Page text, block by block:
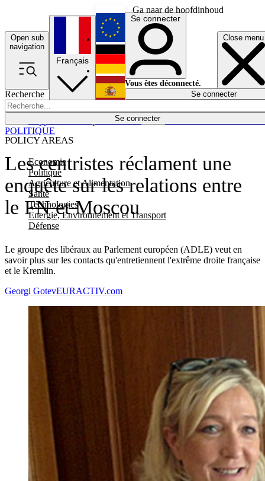
Ga naar de hoofdinhoud
Open sub
navigation
Close menu
Recherche
Se connecter
POLICY AREAS
Economie
Politique
Agriculture et Alimentation
Santé
Technologies
Energie, Environnement et Transport
Défense
Économie
Français
English
Deutsch
Español
Se connecter
Vous êtes déconnecté.
Se connecter
Les centristes réclament une
enquête sur les relations entre
le FN et Moscou
Le groupe des libéraux au Parlement européen (ADLE) veut en
savoir plus sur les contacts qu'entretiennent l'extrême droite française
et le Kremlin.
POLITIQUE
Georgi GotevEURACTIV.com